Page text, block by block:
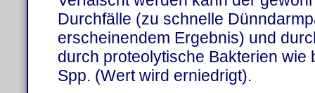
Durchfälle (zu schnelle
erscheinendem Ergebnis) und
durch proteolytische Bakterien wie
Spp. (Wert wird erniedrigt).